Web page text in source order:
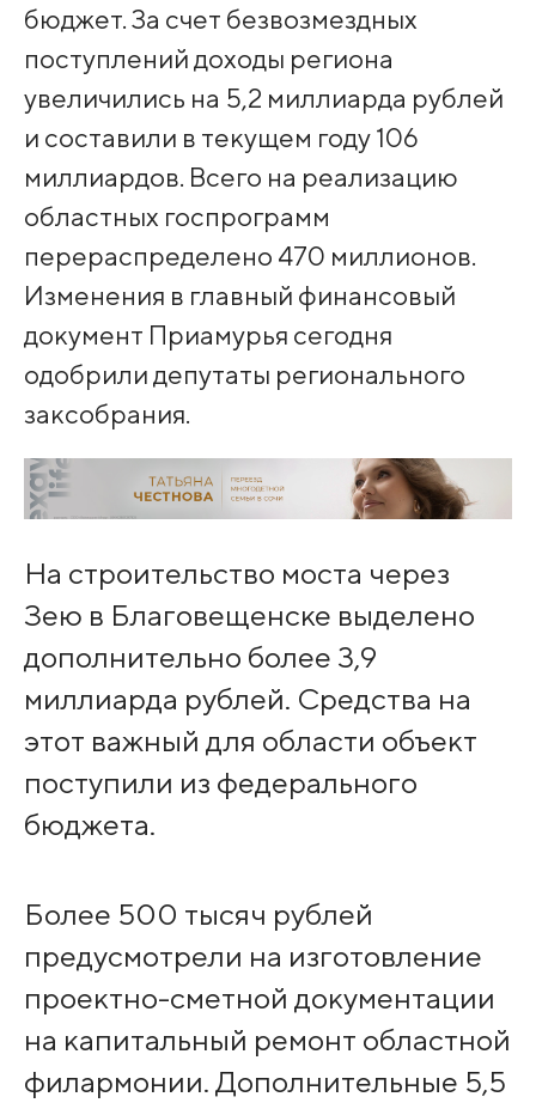
бюджет. За счет безвозмездных
поступлений доходы региона
увеличились на 5,2 миллиарда рублей
и составили в текущем году 106
миллиардов. Всего на реализацию
областных госпрограмм
перераспределено 470 миллионов.
Изменения в главный финансовый
документ Приамурья сегодня
одобрили депутаты регионального
заксобрания.
На строительство моста через
Зею в Благовещенске выделено
дополнительно более 3,9
миллиарда рублей. Средства на
этот важный для области объект
поступили из федерального
бюджета.
Более 500 тысяч рублей
предусмотрели на изготовление
проектно-сметной документации
на капитальный ремонт областной
филармонии. Дополнительные 5,5